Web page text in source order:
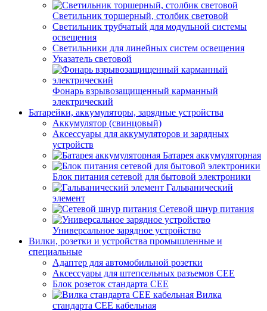
Светильник торшерный, столбик световой
Светильник трубчатый для модульной системы
освещения
Светильники для линейных систем освещения
Указатель световой
Фонарь взрывозащищенный карманный
электрический
Батарейки, аккумуляторы, зарядные устройства
Аккумулятор (свинцовый)
Аксессуары для аккумуляторов и зарядных
устройств
Батарея аккумуляторная
Блок питания сетевой для бытовой электроники
Гальванический
элемент
Сетевой шнур питания
Универсальное зарядное устройство
Вилки, розетки и устройства промышленные и
специальные
Адаптер для автомобильной розетки
Аксессуары для штепсельных разъемов CEE
Блок розеток стандарта CEE
Вилка
стандарта CEE кабельная